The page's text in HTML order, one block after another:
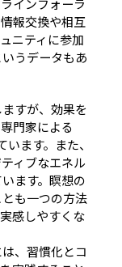
インフォーラ
報交換や相互
ニティに参加
うデータもあ
すが、効果を
門家による
ます。また、
ィブなエネル
ます。瞑想の
も一つの方法
感しやすくな
、習慣化とコ